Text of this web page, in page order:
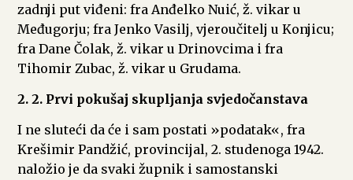
zadnji put viđeni: fra Anđelko Nuić, ž. vikar u
Međugorju; fra Jenko Vasilj, vjeroučitelj u Konjicu;
fra Dane Čolak, ž. vikar u Drinovcima i fra
Tihomir Zubac, ž. vikar u Grudama.
2. 2. Prvi pokušaj skupljanja svjedočanstava
I ne sluteći da će i sam postati »podatak«, fra
Krešimir Pandžić, provincijal, 2. studenoga 1942.
naložio je da svaki župnik i samostanski